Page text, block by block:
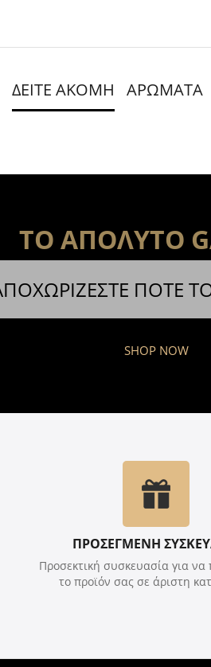
ΔΕΙΤΕ ΑΚΟΜΗ ΑΡΩΜΑΤΑ
ΤΟ ΑΠΟΛΥΤΟ
ΠΟΤΕ
SHOP NOW
ΠΡΟΣΕΓΜΕΝΗ
Προσεκτική συσκευασία για να
το προϊόν σας σε άριστη